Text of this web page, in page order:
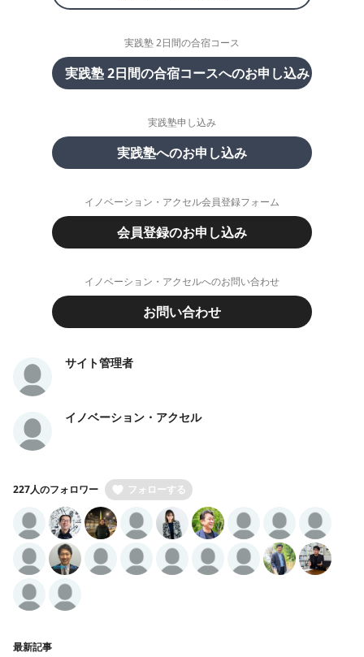
実践塾 2日間の合宿コース
実践塾 2日間の合宿コースへのお申し込み
実践塾申し込み
実践塾へのお申し込み
イノベーション・アクセル会員登録フォーム
会員登録のお申し込み
イノベーション・アクセルへのお問い合わせ
お問い合わせ
サイト管理者
イノベーション・アクセル
227人のフォロワー フォローする
最新記事